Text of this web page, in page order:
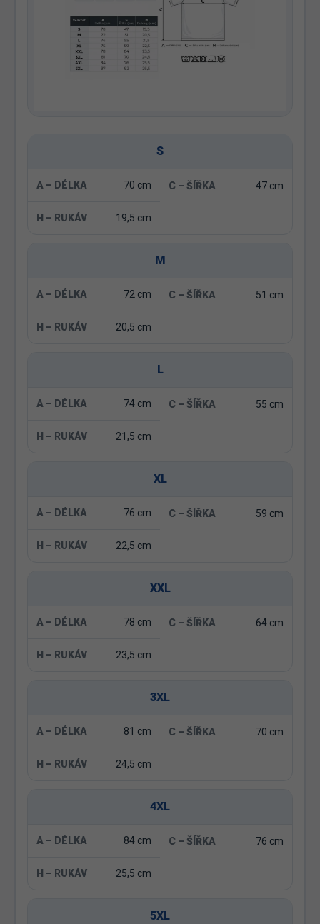
S
70 cm 47 cm
19,5 cm
M
72 cm 51 cm
20,5 cm
L
74 cm 55 cm
21,5 cm
XL
76 cm 59 cm
22,5 cm
XXL
78 cm 64 cm
23,5 cm
3XL
81 cm 70 cm
24,5 cm
4XL
84 cm 76 cm
25,5 cm
5XL